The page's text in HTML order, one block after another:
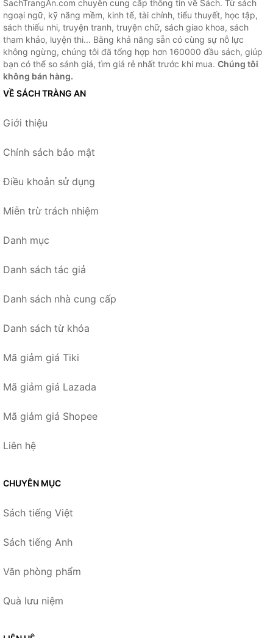
SachTrangAn.com chuyên cung cấp thông tin về Sách. Từ sách
ngoại ngữ, kỹ năng mềm, kinh tế, tài chính, tiểu thuyết, học tập,
sách thiếu nhi, truyện tranh, truyện chữ, sách giao khoa, sách
tham khảo, luyện thi... Bằng khả năng sẵn có cùng sự nỗ lực
không ngừng, chúng tôi đã tổng hợp hơn 160000 đầu sách, giúp
bạn có thể so sánh giá, tìm giá rẻ nhất trước khi mua. Chúng tôi
không bán hàng.
VỀ SÁCH TRÀNG AN
Giới thiệu
Chính sách bảo mật
Điều khoản sử dụng
Miễn trừ trách nhiệm
Danh mục
Danh sách tác giả
Danh sách nhà cung cấp
Danh sách từ khóa
Mã giảm giá Tiki
Mã giảm giá Lazada
Mã giảm giá Shopee
Liên hệ
CHUYÊN MỤC
Sách tiếng Việt
Sách tiếng Anh
Văn phòng phẩm
Quà lưu niệm